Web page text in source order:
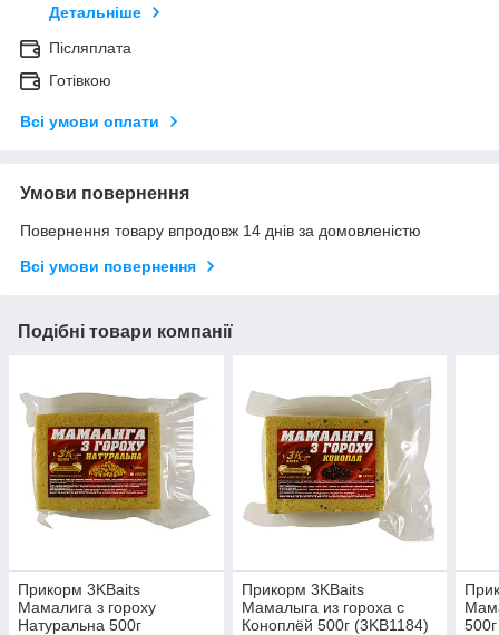
Детальніше
Післяплата
Готівкою
Всі умови оплати
Умови повернення
Повернення товару впродовж 14 днів за домовленістю
Всі умови повернення
Подібні товари компанії
Прикорм 3KBaits
Мамалига з гороху
Натуральна 500г
Прикорм 3KBaits
Мамалыга из гороха с
Коноплёй 500г (3KB1184)